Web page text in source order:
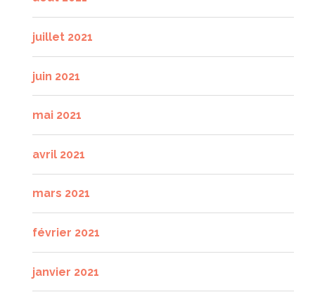
juillet 2021
juin 2021
mai 2021
avril 2021
mars 2021
février 2021
janvier 2021